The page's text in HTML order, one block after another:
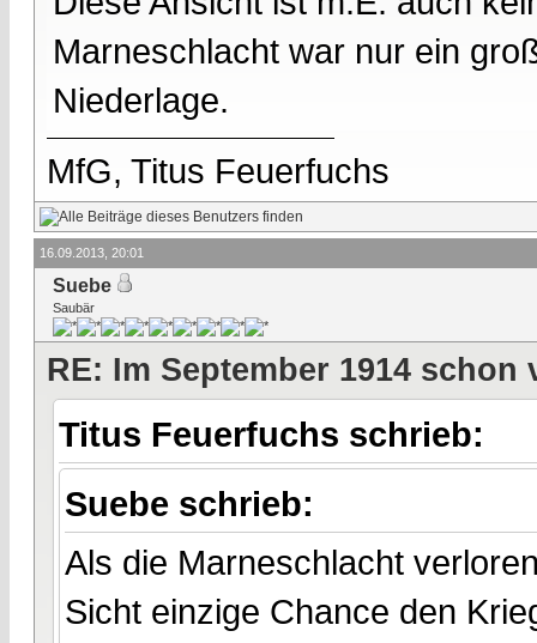
Marneschlacht war nur ein
Niederlage.
MfG, Titus Feuerfuchs
16.09.2013, 20:01
Suebe
Saubär
RE: Im September 1914 schon
Titus Feuerfuchs schrieb:
Suebe schrieb:
Als die Marneschlacht
Sicht einzige Chance den